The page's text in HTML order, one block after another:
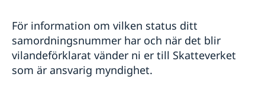
För information om vilken status ditt
samordningsnummer har och när det blir
vilandeförklarat vänder ni er till Skatteverket
som är ansvarig myndighet.